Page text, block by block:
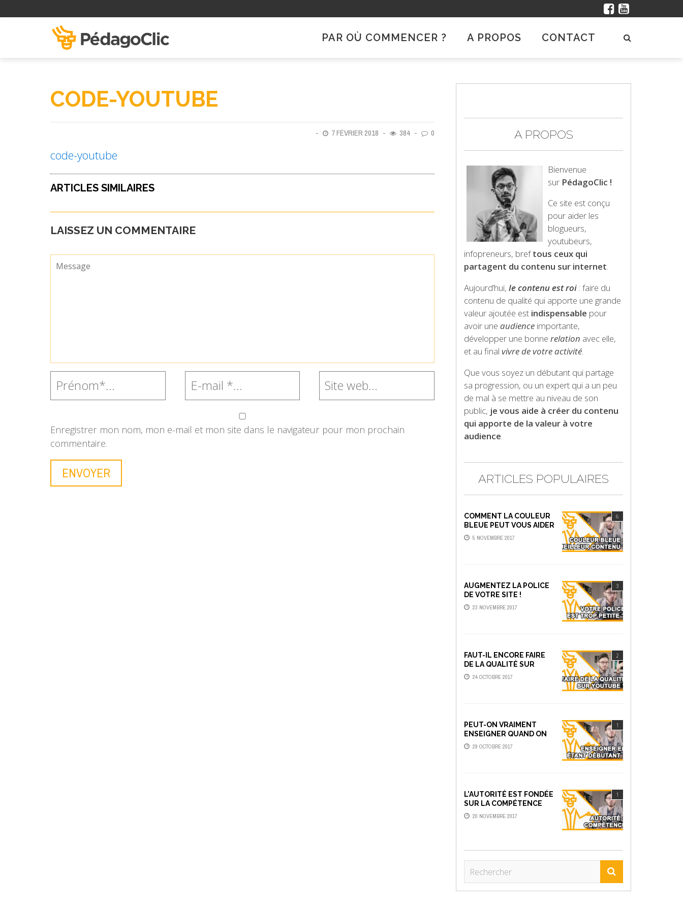
PAR OÙ COMMENCER ? A PROPOS CONTACT
CODE-YOUTUBE
7 FÉVRIER 2018 384 0
code-youtube
ARTICLES SIMILAIRES
LAISSEZ UN COMMENTAIRE
Enregistrer mon nom, mon e-mail et mon site dans le navigateur pour mon prochain
commentaire.
A PROPOS
Bienvenue
sur PédagoClic !
Ce site est conçu
pour aider les
blogueurs,
youtubeurs,
infopreneurs, breftous ceux qui
partagent du contenu sur internet.
Aujourd’hui, le contenu est roi : faire du
contenu de qualité qui apporte une grande
valeur ajoutée est indispensable pour
avoir une audience importante,
développer une bonne relation avec elle,
et au final vivre de votre activité.
Que vous soyez un débutant qui partage
sa progression, ou un expert qui a un peu
de mal à se mettre au niveau de son
public, je vous aide à créer du contenu
qui apporte de la valeur à votre
audience.
ARTICLES POPULAIRES
6
COMMENT LA COULEUR
BLEUE PEUT VOUS AIDER
À FAIRE DU MEILLEUR
5 NOVEMBRE 2017
3
AUGMENTEZ LA POLICE
DE VOTRE SITE !
23 NOVEMBRE 2017
2
FAUT-IL ENCORE FAIRE
DE LA QUALITÉ SUR
YOUTUBE ?
24 OCTOBRE 2017
1
PEUT-ON VRAIMENT
ENSEIGNER QUAND ON
EST DÉBUTANT ?
29 OCTOBRE 2017
1
L’AUTORITÉ EST FONDÉE
SUR LA COMPÉTENCE
20 NOVEMBRE 2017